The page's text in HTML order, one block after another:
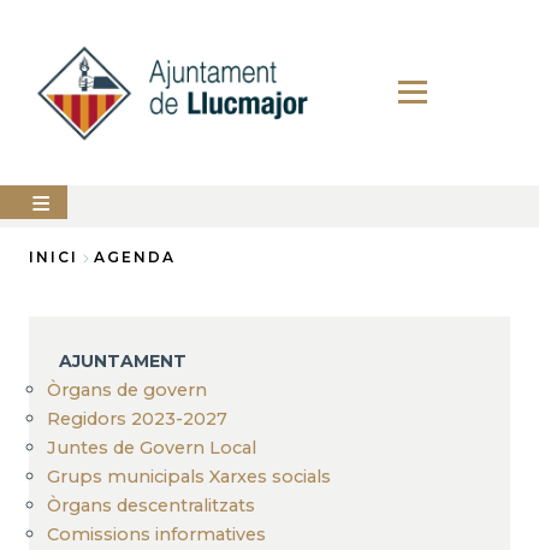
contingut
AJUNTAMENT
SERVEIS
MUNICIPALS
PERFIL
DEL
CONTRACTANT
ANUNCIS
INICI AGENDA
AJUNTAMENT
Òrgans de govern
Regidors 2023-2027
Juntes de Govern Local
Grups municipals Xarxes socials
Òrgans descentralitzats
Comissions informatives